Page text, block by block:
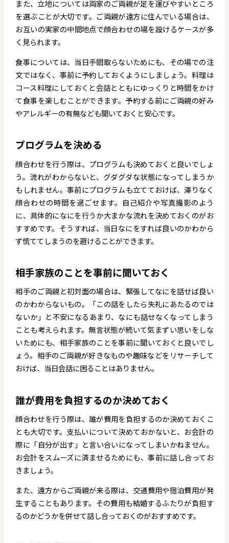
また、立地については両家のご両親が足を運びやすいところ
を選ぶことが大切です。ご両親が遠方に住んでいる場合は、
お互いの実家の中間地点で顔合わせの場を設けるケースが多
く見られます。
食事については、当日手間取らないためにも、その場での注
文ではなく、事前に予約しておくようにしましょう。料理は
コース料理にしておくと会話とともにゆっくりと時間をかけ
て食事を楽しむことができます。予約する前にご両親の好み
やアレルギーの有無なども聞いておくと安心です。
プログラムを決める
顔合わせを行う際は、プログラムも決めておくと良いでしょ
う。流れがわからないと、グダグダな状態になってしまうか
もしれません。事前にプログラムも立てておけば、滞りなく
顔合わせの時間を過ごせます。自己紹介や写真撮影のよう
に、具体的になにを行うか大まかな流れを決めておくのがお
すすめです。そうすれば、当日なにをすれば良いのかわから
ず慌ててしまうのを避けることができます。
相手家族のことを事前に聞いておく
相手のご両親と初対面の場合は、緊張してなにを話せば良い
のかわからないもの。「この話をしたら失礼にあたるのでは
ないか」と不安になるあまり、なにも話せなくなってしまう
ことも考えられます。無言状態が続いて気まずい思いをしな
いためにも、相手家族のことを事前に聞いておくと良いでし
ょう。相手のご両親が好きなものや趣味などをリサーチして
おけば、当日会話に困ることはありません。
誰が費用を負担するのか決めておく
顔合わせを行う際は、誰が費用を負担するのか決めておくこ
とも大切です。支払いについて決めておかないと、お会計の
際に「自分が出す」と言い合いになってしまいかねません。
お会計をスムーズに済ませるためにも、事前に話し合ってお
きましょう。
また、遠方からご両親が来る際は、交通費用や宿泊費用が発
生することもあります。その費用も結婚するふたりが負担す
るのかどうかを併せて話し合っておくのがおすすめです。